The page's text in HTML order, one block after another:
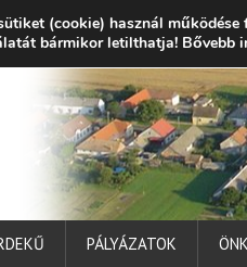
onkormanyzat@magocs.hu
PÁLYÁZATOK
(cookie) használ
bármikor letilthatja! Bővebb